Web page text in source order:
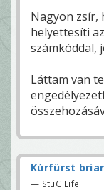
Nagyon zsír,
helyettesíti
számkóddal,
Láttam van
Kúrfürst
— StuG Life